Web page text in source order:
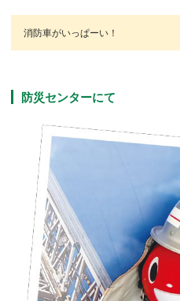
消防車がいっぱーい！
防災センターにて